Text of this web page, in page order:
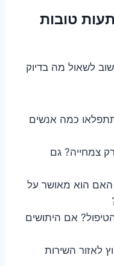
טובות
לשאול מה בדיוק
כמה אנשים
צמחייה? גם
האם הוא מאושר על
אם היתושים
לאזור השירות